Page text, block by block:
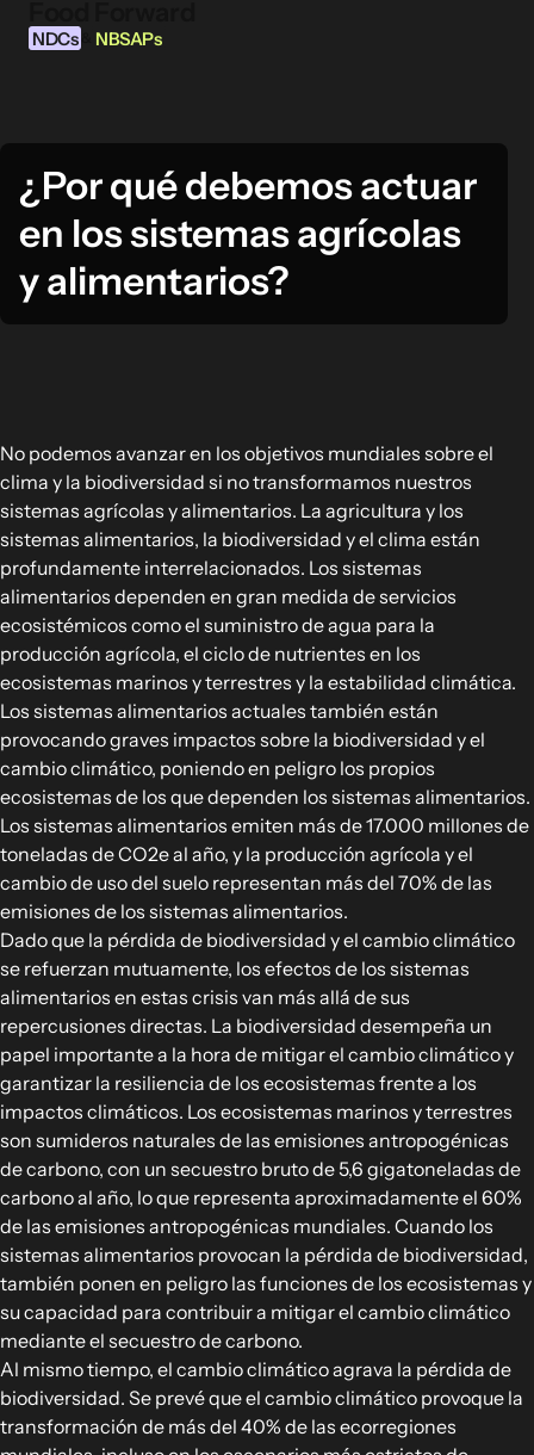
NDCs NBSAPs
INFORMACIÓN
Acerca de esta herramienta
¿Qué son los NDCs?
¿Qué son las NBSAPs?
Entorno alimentario
Gobernanza alimentaria
Producción alimentaria
Cadenas de suministro alimentario
Consumo alimentario
EXPLORAR
Opciones políticas en agricultura y
sistemas alimentarios
Conexiones
¿Por qué debemos actuar
en los sistemas agrícolas
y alimentarios?
No podemos avanzar en los objetivos mundiales sobre el
clima y la biodiversidad si no transformamos nuestros
sistemas agrícolas y alimentarios. La agricultura y los
sistemas alimentarios, la biodiversidad y el clima están
profundamente interrelacionados. Los sistemas
alimentarios dependen en gran medida de servicios
ecosistémicos como el suministro de agua para la
producción agrícola, el ciclo de nutrientes en los
ecosistemas marinos y terrestres y la estabilidad climática.
Los sistemas alimentarios actuales también están
provocando graves impactos sobre la biodiversidad y el
cambio climático, poniendo en peligro los propios
ecosistemas de los que dependen los sistemas alimentarios.
Los sistemas alimentarios emiten más de 17.000 millones de
toneladas de CO2e al año, y la producción agrícola y el
cambio de uso del suelo representan más del 70% de las
emisiones de los sistemas alimentarios.
Dado que la pérdida de biodiversidad y el cambio climático
se refuerzan mutuamente, los efectos de los sistemas
alimentarios en estas crisis van más allá de sus
repercusiones directas. La biodiversidad desempeña un
papel importante a la hora de mitigar el cambio climático y
garantizar la resiliencia de los ecosistemas frente a los
impactos climáticos. Los ecosistemas marinos y terrestres
son sumideros naturales de las emisiones antropogénicas
de carbono, con un secuestro bruto de 5,6 gigatoneladas de
carbono al año, lo que representa aproximadamente el 60%
de las emisiones antropogénicas mundiales. Cuando los
sistemas alimentarios provocan la pérdida de biodiversidad,
también ponen en peligro las funciones de los ecosistemas y
su capacidad para contribuir a mitigar el cambio climático
mediante el secuestro de carbono.
Al mismo tiempo, el cambio climático agrava la pérdida de
biodiversidad. Se prevé que el cambio climático provoque la
transformación de más del 40% de las ecorregiones